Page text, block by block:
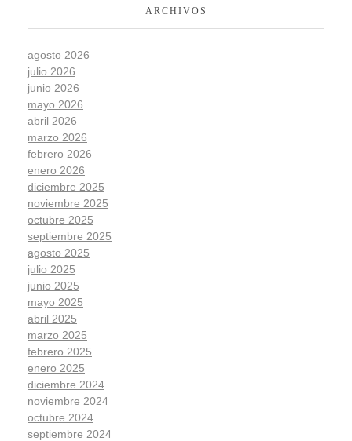
ARCHIVOS
agosto 2026
julio 2026
junio 2026
mayo 2026
abril 2026
marzo 2026
febrero 2026
enero 2026
diciembre 2025
noviembre 2025
octubre 2025
septiembre 2025
agosto 2025
julio 2025
junio 2025
mayo 2025
abril 2025
marzo 2025
febrero 2025
enero 2025
diciembre 2024
noviembre 2024
octubre 2024
septiembre 2024